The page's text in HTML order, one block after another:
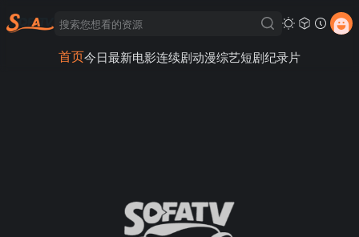
首页今日最新电影连续剧动漫综艺短剧纪录片